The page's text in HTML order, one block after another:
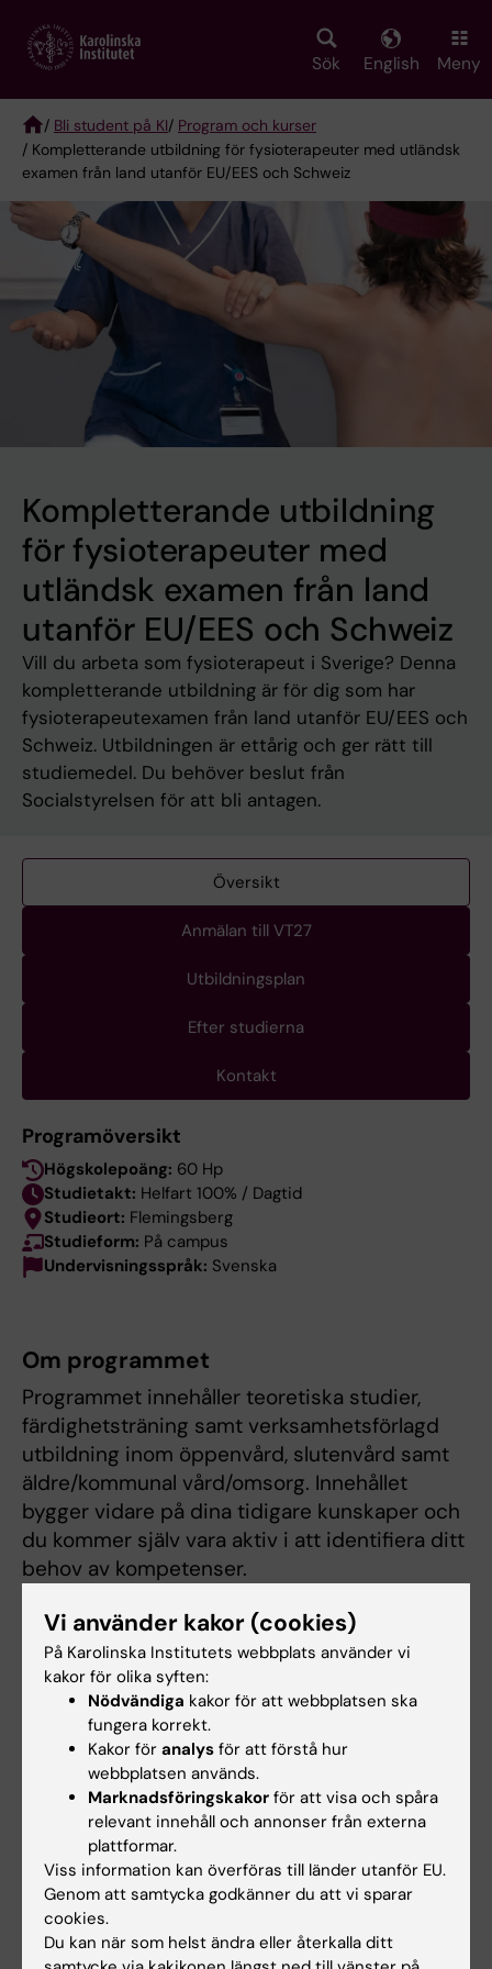
main
Sök English Meny
Breadcrumb
/ Bli student på KI/ Program och kurser
/ Kompletterande utbildning för fysioterapeuter med utländsk
examen från land utanför EU/EES och Schweiz
Kompletterande utbildning
för fysioterapeuter med
utländsk examen från land
utanför EU/EES och Schweiz
Vill du arbeta som fysioterapeut i Sverige? Denna
kompletterande utbildning är för dig som har
fysioterapeutexamen från land utanför EU/EES och
Schweiz. Utbildningen är ettårig och ger rätt till
studiemedel. Du behöver beslut från
Socialstyrelsen för att bli antagen.
Översikt
Anmälan till VT27
Utbildningsplan
Efter studierna
Kontakt
Programöversikt
Högskolepoäng: 60 Hp
Studietakt: Helfart 100% / Dagtid
Studieort: Flemingsberg
Studieform: På campus
Undervisningsspråk: Svenska
Om programmet
Programmet innehåller teoretiska studier,
färdighetsträning samt verksamhetsförlagd
utbildning inom öppenvård, slutenvård samt
äldre/kommunal vård/omsorg. Innehållet
bygger vidare på dina tidigare kunskaper och
du kommer själv vara aktiv i att identifiera ditt
behov av kompetenser.
Utbildningen sker inom huvudområdet
fysioterapi och består av sex kurser med olika
inriktningar. Du kommer bland annat studera
fysioterapeutens profession,
fysioterapeutiska interventioner, samt lärande
och ledarskap. Under de verksamhetsförlagda
utbildningsaktiviteterna kommer du under
handledning att utveckla din yrkesroll, ditt
professionella förhållningssätt, förmåga till
interprofessionellt samarbete, samt omsätta
teoretiska kunskaper i praktiken. Det kan
finnas möjlighet för dig att genomföra den
verksamhetsförlagda utbildningen i närheten
Vi använder kakor (cookies)
På Karolinska Institutets webbplats använder vi
kakor för olika syften:
Nödvändiga kakor för att webbplatsen ska
fungera korrekt.
Kakor för analys för att förstå hur
webbplatsen används.
Marknadsföringskakor för att visa och spåra
relevant innehåll och annonser från externa
plattformar.
Viss information kan överföras till länder utanför EU.
Genom att samtycka godkänner du att vi sparar
cookies.
Du kan när som helst ändra eller återkalla ditt